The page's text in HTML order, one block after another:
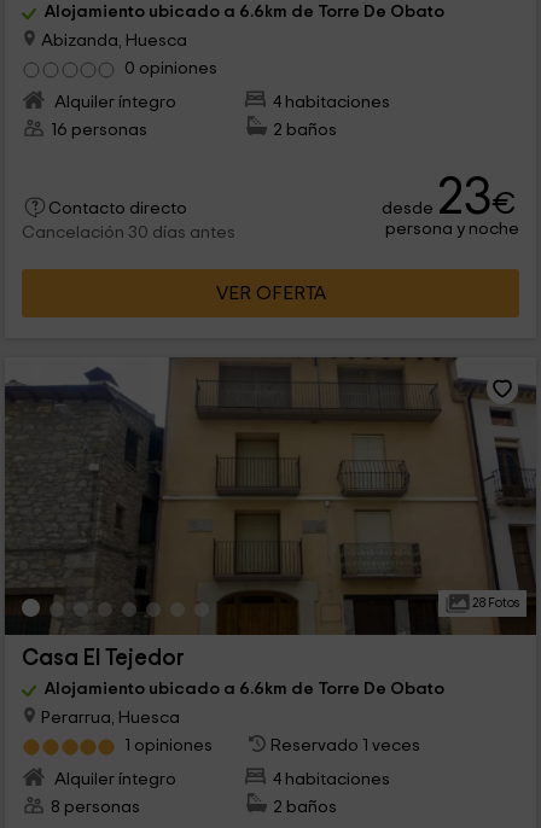
Alojamiento ubicado a 6.6km de Torre De Obato
Abizanda, Huesca
0 opiniones
Alquiler íntegro
4 habitaciones
16 personas
2 baños
Contacto directo
Cancelación 30 días antes
desde 23€
persona y noche
VER OFERTA
28 Fotos
Casa El Tejedor
Alojamiento ubicado a 6.6km de Torre De Obato
Perarrua, Huesca
1 opiniones
Reservado 1 veces
Alquiler íntegro
4 habitaciones
8 personas
2 baños